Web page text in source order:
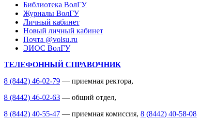
Библиотека ВолГУ
Журналы ВолГУ
Личный кабинет
Новый личный кабинет
Почта @volsu.ru
ЭИОС ВолГУ
ТЕЛЕФОННЫЙ СПРАВОЧНИК
8 (8442) 46-02-79 — приемная ректора,
8 (8442) 46-02-63 — общий отдел,
8 (8442) 40-55-47 — приемная комиссия, 8 (8442) 40-58-08